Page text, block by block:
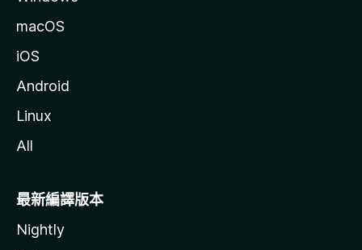
macOS
iOS
Android
Linux
All
最新編譯版本
Nightly